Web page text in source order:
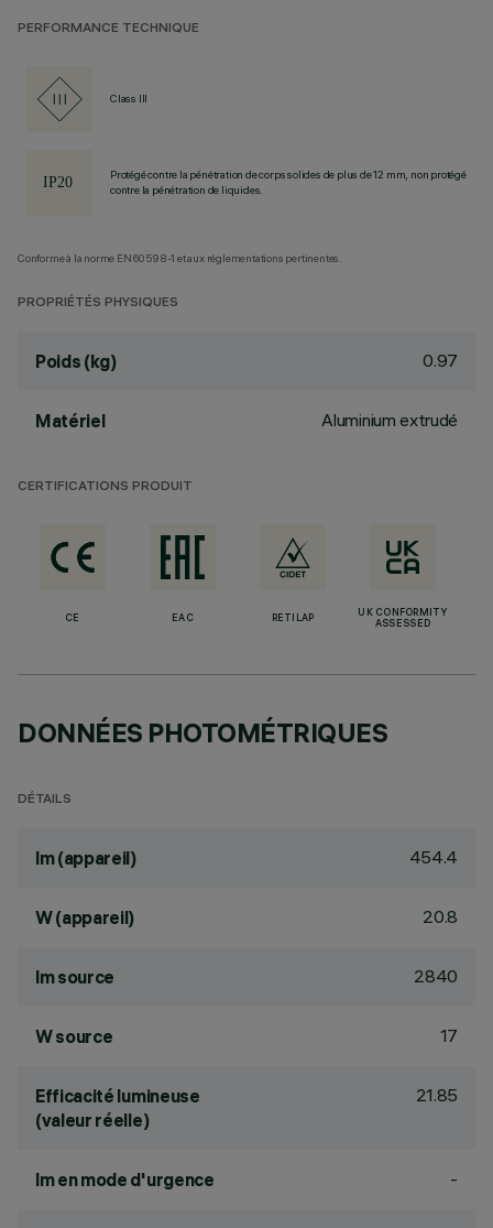
PERFORMANCE TECHNIQUE
Class III
Protégé contre la pénétration de corps solides de plus de 12 mm, non protégé
contre la pénétration de liquides.
Conforme à la norme EN60598-1 et aux réglementations pertinentes.
PROPRIÉTÉS PHYSIQUES
Poids (kg) 0.97
Matériel Aluminium extrudé
CERTIFICATIONS PRODUIT
CE EAC RETILAP
UK CONFORMITY
ASSESSED
DONNÉES PHOTOMÉTRIQUES
DÉTAILS
lm (appareil) 454.4
W (appareil) 20.8
lm source 2840
W source 17
Efficacité lumineuse
(valeur réelle)
21.85
lm en mode d'urgence -